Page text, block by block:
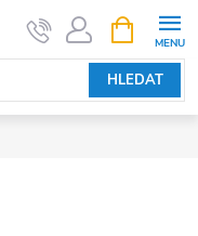
HLEDAT
NÁKUPNÍ
KOŠÍK